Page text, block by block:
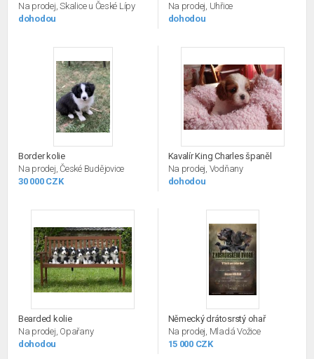
Na prodej, Skalice u České Lípy
dohodou
Na prodej, Uhřice
dohodou
Border kolie
Na prodej, České Budějovice
30 000 CZK
Kavalír King Charles španěl
Na prodej, Vodňany
dohodou
Bearded kolie
Na prodej, Opařany
dohodou
Německý drátosrstý ohař
Na prodej, Mladá Vožice
15 000 CZK